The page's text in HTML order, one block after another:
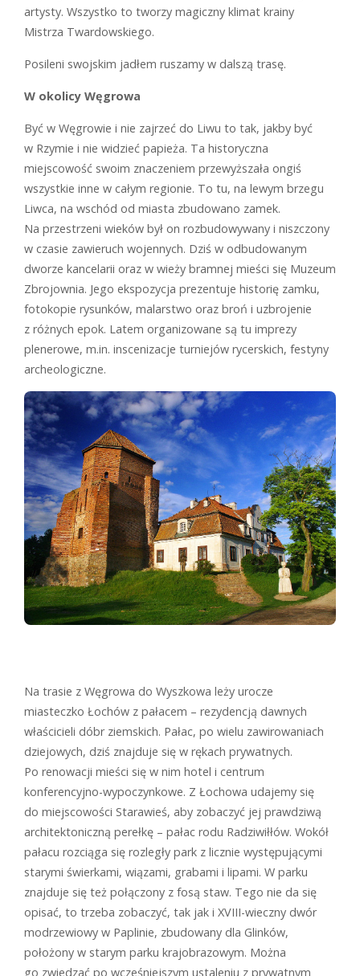
artysty. Wszystko to tworzy magiczny klimat krainy
Mistrza Twardowskiego.
Posileni swojskim jadłem ruszamy w dalszą trasę.
W okolicy Węgrowa
Być w Węgrowie i nie zajrzeć do Liwu to tak, jakby być
w Rzymie i nie widzieć papieża. Ta historyczna
miejscowość swoim znaczeniem przewyższała ongiś
wszystkie inne w całym regionie. To tu, na lewym brzegu
Liwca, na wschód od miasta zbudowano zamek.
Na przestrzeni wieków był on rozbudowywany i niszczony
w czasie zawieruch wojennych. Dziś w odbudowanym
dworze kancelarii oraz w wieży bramnej mieści się Muzeum
Zbrojownia. Jego ekspozycja prezentuje historię zamku,
fotokopie rysunków, malarstwo oraz broń i uzbrojenie
z różnych epok. Latem organizowane są tu imprezy
plenerowe, m.in. inscenizacje turniejów rycerskich, festyny
archeologiczne.
Na trasie z Węgrowa do Wyszkowa leży urocze
miasteczko Łochów z pałacem – rezydencją dawnych
właścicieli dóbr ziemskich. Pałac, po wielu zawirowaniach
dziejowych, dziś znajduje się w rękach prywatnych.
Po renowacji mieści się w nim hotel i centrum
konferencyjno-wypoczynkowe. Z Łochowa udajemy się
do miejscowości Starawieś, aby zobaczyć jej prawdziwą
architektoniczną perełkę – pałac rodu Radziwiłłów. Wokół
pałacu rozciąga się rozległy park z licznie występującymi
starymi świerkami, wiązami, grabami i lipami. W parku
znajduje się też połączony z fosą staw. Tego nie da się
opisać, to trzeba zobaczyć, tak jak i XVIII-wieczny dwór
modrzewiowy w Paplinie, zbudowany dla Glinków,
położony w starym parku krajobrazowym. Można
go zwiedzać po wcześniejszym ustaleniu z prywatnym